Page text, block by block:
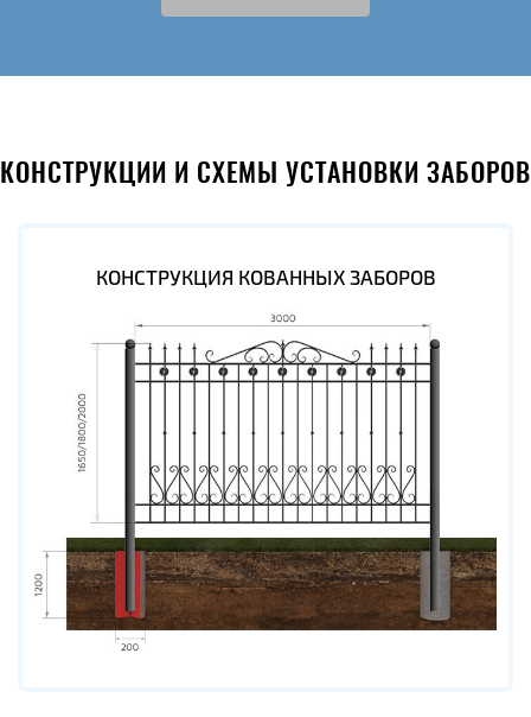
КОНСТРУКЦИИ И СХЕМЫ УСТАНОВКИ ЗАБОРОВ
КОНСТРУКЦИЯ КОВАННЫХ ЗАБОРОВ